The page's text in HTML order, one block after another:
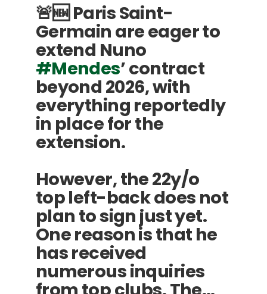
🚨🆕 Paris Saint-
Germain are eager to
extend Nuno
#Mendes’ contract
beyond 2026, with
everything reportedly
in place for the
extension.
However, the 22y/o
top left-back does not
plan to sign just yet.
One reason is that he
has received
numerous inquiries